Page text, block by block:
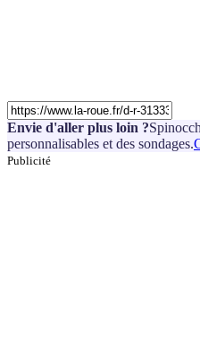
Envie d'aller plus loin ?
personnalisables et des sondages.
Publicité